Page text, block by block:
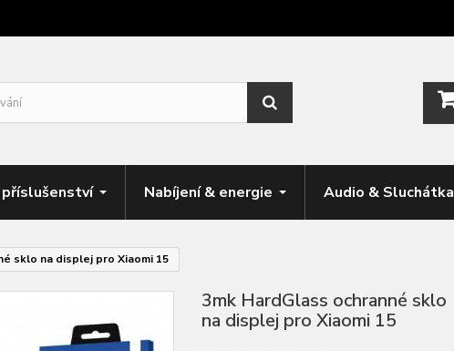
Nabíjení & energie Audio & Sluchátka
sklo na displej pro Xiaomi 15
3mk HardGlass ochranné sklo
na displej pro Xiaomi 15